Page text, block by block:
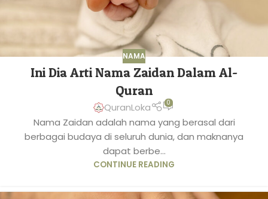
NAMA
Ini Dia Arti Nama Zaidan Dalam Al-
Quran
QuranLoka 0
Nama Zaidan adalah nama yang berasal dari
berbagai budaya di seluruh dunia, dan maknanya
dapat berbe...
CONTINUE READING